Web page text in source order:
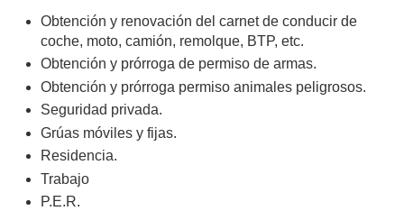
Obtención y renovación del carnet de conducir de
coche, moto, camión, remolque, BTP, etc.
Obtención y prórroga de permiso de armas.
Obtención y prórroga permiso animales peligrosos.
Seguridad privada.
Grúas móviles y fijas.
Residencia.
Trabajo
P.E.R.